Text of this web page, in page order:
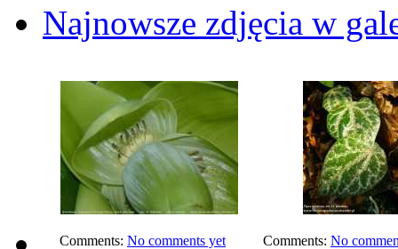
Najnowsze zdjęcia w
Comments: No comments yet Comments: No